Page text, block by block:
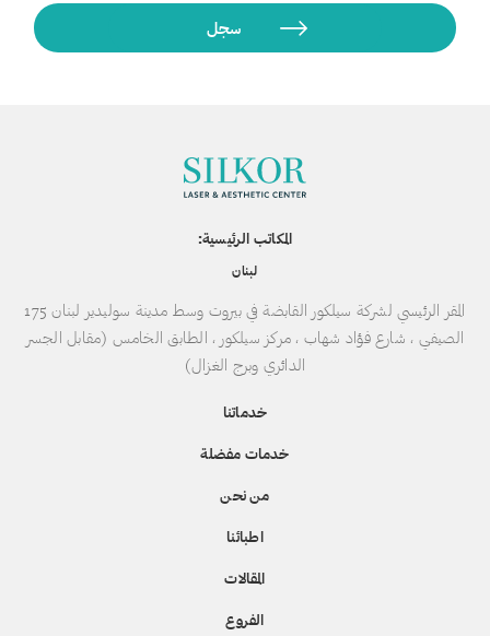
المكاتب الرئيسية:
لبنان
المقر الرئيسي لشركة سيلكور القابضة في بيروت وسط مدينة سوليدير لبنان 175
الصيفي ، شارع فؤاد شهاب ، مركز سيلكور ، الطابق الخامس (مقابل الجسر
الدائري وبرج الغزال)
خدماتنا
خدمات مفضلة
من نحن
اطبائنا
المقالات
الفروع